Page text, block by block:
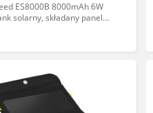
ES8000B 8000mAh 6W
solarny, składany panel